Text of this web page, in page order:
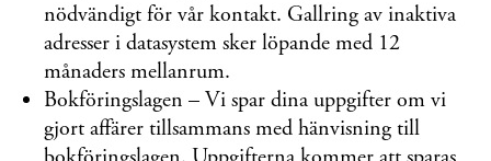
nödvändigt för vår kontakt. Gallring av inaktiva
adresser i datasystem sker löpande med 12
månaders mellanrum.
Bokföringslagen – Vi spar dina uppgifter om vi
gjort affärer tillsammans med hänvisning till